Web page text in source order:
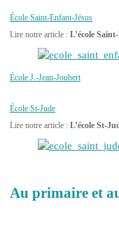
École Saint-Enfant-Jésus
Lire notre article : L’école
École J.-Jean-Joubert
École St-Jude
Lire notre article : L’école St-
Au primaire et